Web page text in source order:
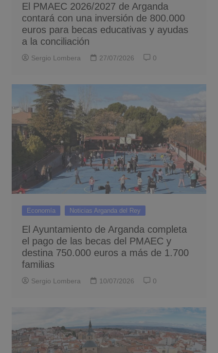
El PMAEC 2026/2027 de Arganda
contará con una inversión de 800.000
euros para becas educativas y ayudas
a la conciliación
Sergio Lombera 27/07/2026 0
Economía Noticias Arganda del Rey
El Ayuntamiento de Arganda completa
el pago de las becas del PMAEC y
destina 750.000 euros a más de 1.700
familias
Sergio Lombera 10/07/2026 0